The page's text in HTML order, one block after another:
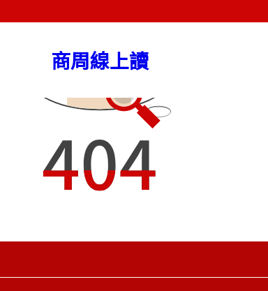
商周線上讀